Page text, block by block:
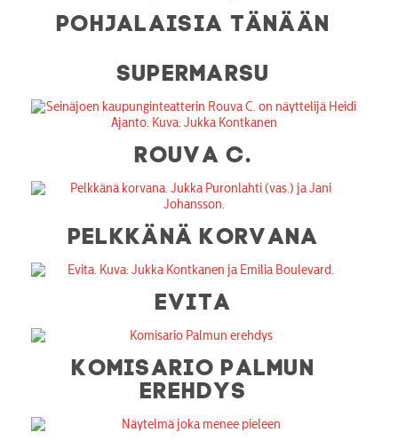
POHJALAISIA TÄNÄÄN
SUPERMARSU
ROUVA C.
PELKKÄNÄ KORVANA
EVITA
KOMISARIO PALMUN
EREHDYS